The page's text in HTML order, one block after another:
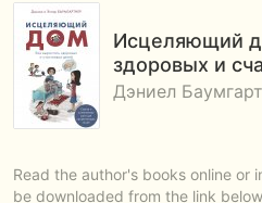
Исцеляющий
здоровых и
Дэниел
Read the author's books online or
be downloaded from the link